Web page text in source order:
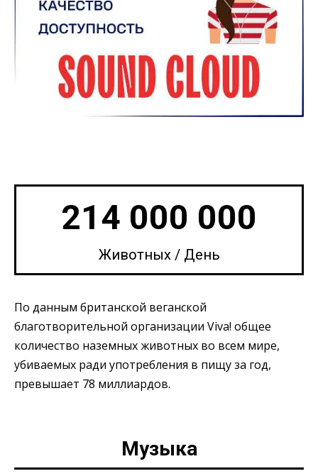
214 000 000
Животных / День
По данным британской веганской
благотворительной организации Viva! общее
количество наземных животных во всем мире,
убиваемых ради употребления в пищу за год,
превышает 78 миллиардов.
Музыка